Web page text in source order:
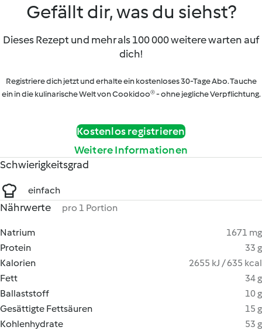
Gefällt dir, was du siehst?
Dieses Rezept und mehr als 100 000 weitere warten auf
dich!
Registriere dich jetzt und erhalte ein kostenloses 30-Tage Abo. Tauche
ein in die kulinarische Welt von Cookidoo® - ohne jegliche Verpflichtung.
Kostenlos registrieren
Weitere Informationen
Schwierigkeitsgrad
einfach
Nährwerte pro 1 Portion
Natrium
1671 mg
Protein
33 g
Kalorien
2655 kJ / 635 kcal
Fett
34 g
Ballaststoff
10 g
Gesättigte Fettsäuren
15 g
Kohlenhydrate
53 g